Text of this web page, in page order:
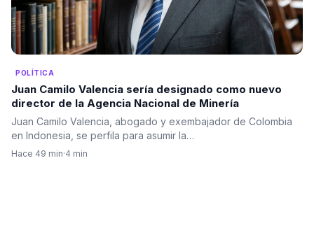
POLÍTICA
Juan Camilo Valencia sería designado como nuevo
director de la Agencia Nacional de Minería
Juan Camilo Valencia, abogado y exembajador de Colombia
en Indonesia, se perfila para asumir la…
Hace 49 min·4 min